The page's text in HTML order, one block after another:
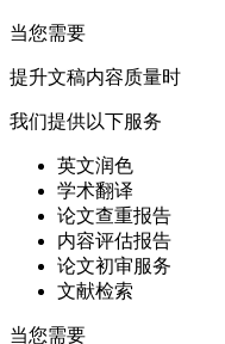
当您需要
提升文稿内容质量时
我们提供以下服务
英文润色
学术翻译
论文查重报告
内容评估报告
论文初审服务
文献检索
当您需要